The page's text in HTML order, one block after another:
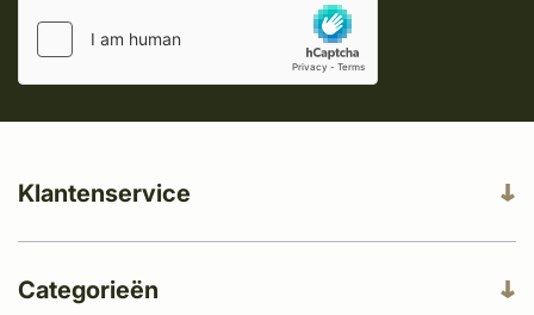
Klantenservice
Categorieën